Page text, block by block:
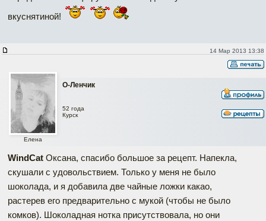
вкуснятиной!
14 Мар 2013 13:38
О-Ленчик
Елена
52 года
Курск
WindCat Оксана, спасибо большое за рецепт. Напекла,
скушали с удовольствием. Только у меня не было
шоколада, и я добавила две чайные ложки какао,
растерев его предварительно с мукой (чтобы не было
комков). Шоколадная нотка присутствовала, но они